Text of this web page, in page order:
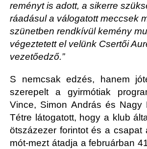
reményt is adott, a sikerre
ráadásul a válogatott meccsek
szünetben rendkívül kemény
végeztetett el velünk Csertői
vezetőedző.”
S nemcsak edzés, hanem
szerepelt a gyirmótiak
Vince, Simon András és Nagy
Tétre látogatott, hogy a klub
ötszázezer forintot és a
mót-mezt átadja a februárban